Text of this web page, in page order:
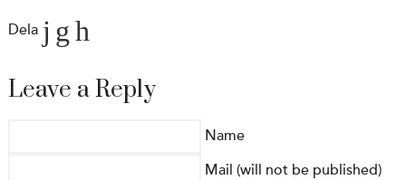
Dela
Leave a Reply
Name
Mail (will not be published)